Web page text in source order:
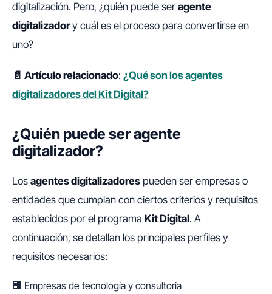
digitalización. Pero, ¿quién puede ser agente
digitalizadory cuál es el proceso para convertirse en
uno?
📄 Artículo relacionado: ¿Qué son los agentes
digitalizadores del Kit Digital?
¿Quién puede ser agente
digitalizador?
Los agentes digitalizadores pueden ser empresas o
entidades que cumplan con ciertos criterios y requisitos
establecidos por el programa Kit Digital. A
continuación, se detallan los principales perfiles y
requisitos necesarios:
🏢 Empresas de tecnología y consultoría